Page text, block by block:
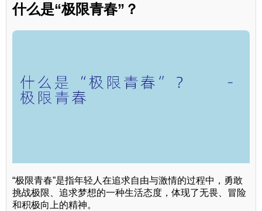
什么是“极限青春”？
“极限青春”是指年轻人在追求自由与激情的过程中，勇敢
挑战极限、追求梦想的一种生活态度，体现了无畏、冒险
和积极向上的精神。